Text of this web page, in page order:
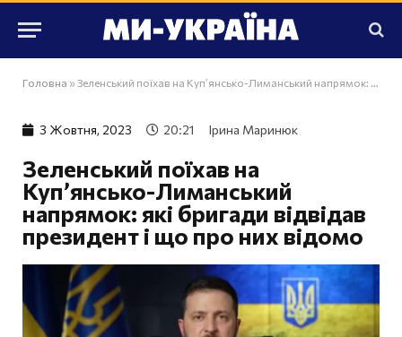
Головна » Зеленський поїхав на Купʼянсько-Лиманський напрямок: які бригади відвідав президент і що про них відомо
3 Жовтня, 2023 20:21 Ірина Маринюк
Зеленський поїхав на
Купʼянсько-Лиманський
напрямок: які бригади відвідав
президент і що про них відомо